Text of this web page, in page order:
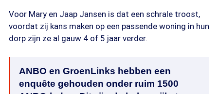
Voor Mary en Jaap Jansen is dat een schrale troost,
voordat zij kans maken op een passende woning in hun
dorp zijn ze al gauw 4 of 5 jaar verder.
ANBO en GroenLinks hebben een
enquête gehouden onder ruim 1500